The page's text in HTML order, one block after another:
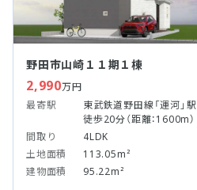
野田市山崎１１期１棟
2,990万円
最寄駅
東武鉄道野田線「運河」駅
徒歩20分（距離：1600m）
間取り
4LDK
土地面積
113.05m²
建物面積
95.22m²